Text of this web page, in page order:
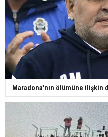
Maradona'nın ölümüne ilişkin